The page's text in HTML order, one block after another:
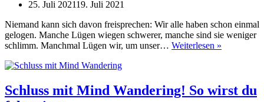
25. Juli 202119. Juli 2021
Niemand kann sich davon freisprechen: Wir alle haben schon einmal
gelogen. Manche Lügen wiegen schwerer, manche sind sie weniger
schlimm. Manchmal Lügen wir, um unser… Weiterlesen »
du
erkennst,
Schluss mit Mind Wandering! So wirst du